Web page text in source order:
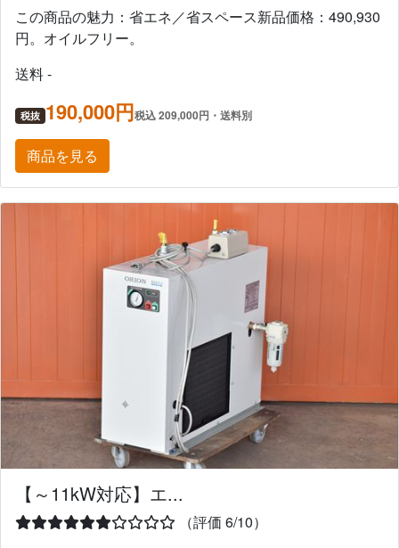
この商品の魅力：省エネ／省スペース新品価格：490,930
円。オイルフリー。
送料 -
税抜 190,000円税込 209,000円・送料別
商品を見る
【～11kW対応】エ...
（評価 6/10）